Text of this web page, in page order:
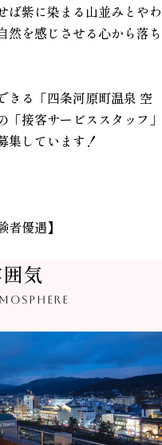
ば紫に染まる山並みとやわ
然を感じさせる心から落ち
きる「四条河原町温泉 空
接客サービススタッフ」
集しています！
者優遇】
気